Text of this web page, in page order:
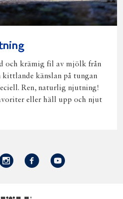
och krämig fil av mjölk från
kittlande känslan på tungan
Ren, naturlig njutning!
eller häll upp och njut
Norrmejerier
Facebook
Youtube
Fjällfil